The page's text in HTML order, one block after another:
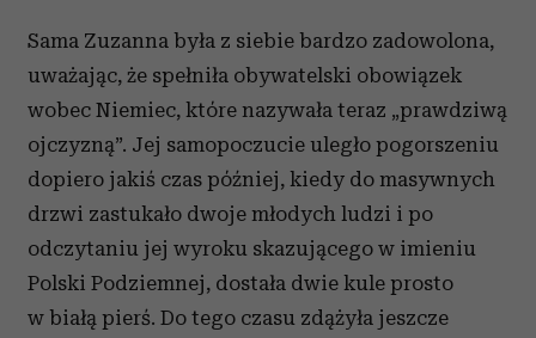
Sama Zuzanna była z siebie bardzo zadowolona,
uważając, że spełniła obywatelski obowiązek
wobec Niemiec, które nazywała teraz „prawdziwą
ojczyzną”. Jej samopoczucie uległo pogorszeniu
dopiero jakiś czas później, kiedy do masywnych
drzwi zastukało dwoje młodych ludzi i po
odczytaniu jej wyroku skazującego w imieniu
Polski Podziemnej, dostała dwie kule prosto
w białą pierś. Do tego czasu zdążyła jeszcze